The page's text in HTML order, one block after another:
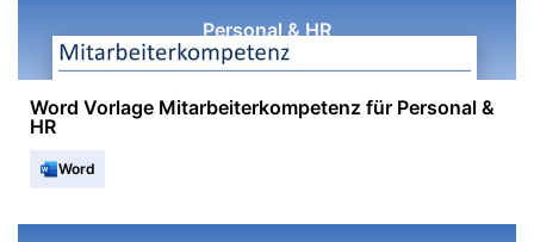
Personal & HR
Word Vorlage Mitarbeiterkompetenz für Personal &
HR
Word